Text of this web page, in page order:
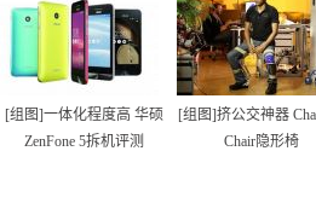
[组图]一体化程度高 华硕
ZenFone 5拆机评测
[组图]挤公交神器
Chair隐形椅